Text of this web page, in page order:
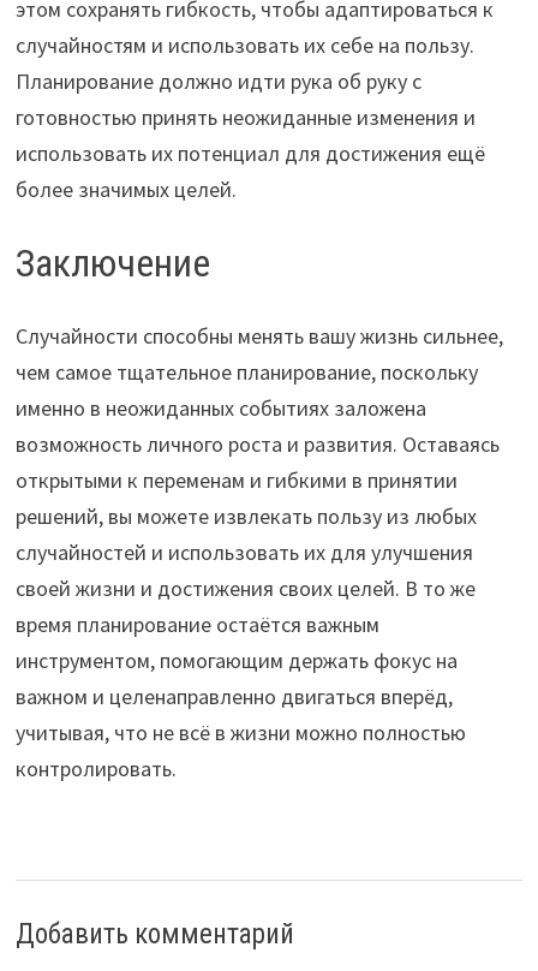
этом сохранять гибкость, чтобы адаптироваться к
случайностям и использовать их себе на пользу.
Планирование должно идти рука об руку с
готовностью принять неожиданные изменения и
использовать их потенциал для достижения ещё
более значимых целей.
Заключение
Случайности способны менять вашу жизнь сильнее,
чем самое тщательное планирование, поскольку
именно в неожиданных событиях заложена
возможность личного роста и развития. Оставаясь
открытыми к переменам и гибкими в принятии
решений, вы можете извлекать пользу из любых
случайностей и использовать их для улучшения
своей жизни и достижения своих целей. В то же
время планирование остаётся важным
инструментом, помогающим держать фокус на
важном и целенаправленно двигаться вперёд,
учитывая, что не всё в жизни можно полностью
контролировать.
Добавить комментарий